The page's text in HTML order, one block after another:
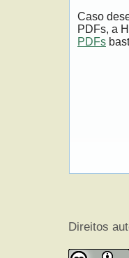
Caso
PDFs, a
PDFs
Direitos